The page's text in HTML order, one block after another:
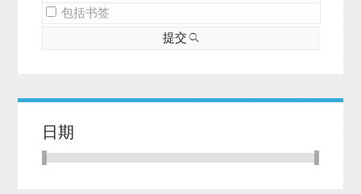
包括书签
提交
日期